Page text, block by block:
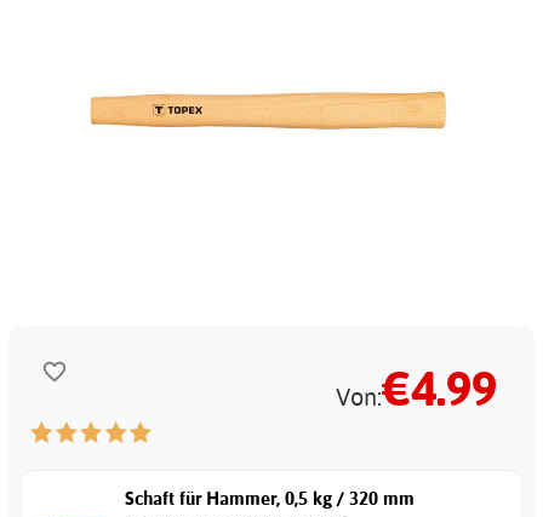
Von:€4.99
Schaft für Hammer, 0,5 kg / 320 mm